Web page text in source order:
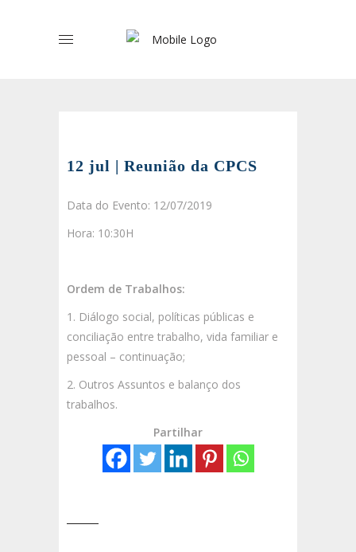
12 jul | Reunião da CPCS
Data do Evento: 12/07/2019
Hora: 10:30H
Ordem de Trabalhos:
1. Diálogo social, políticas públicas e
conciliação entre trabalho, vida familiar e
pessoal – continuação;
2. Outros Assuntos e balanço dos
trabalhos.
Partilhar